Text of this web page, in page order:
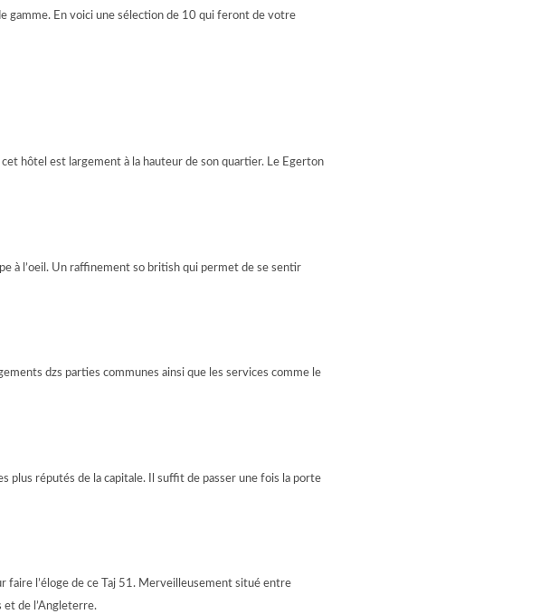
gamme. En voici une sélection de 10 qui feront de votre
hôtel est largement à la hauteur de son quartier. Le Egerton
à l’oeil. Un raffinement so british qui permet de se sentir
dzs parties communes ainsi que les services comme le
plus réputés de la capitale. Il suffit de passer une fois la porte
faire l’éloge de ce Taj 51. Merveilleusement situé entre
et de l’Angleterre.